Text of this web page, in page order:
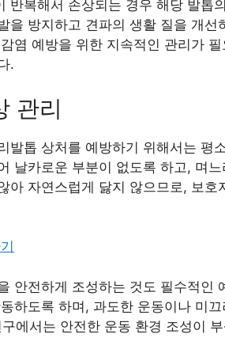
반복해서 손상되는 경우 해당 발톱
을 방지하고 견파의 생활 질을 개
염 예방을 위한 지속적인 관리가
.
관리
발톱 상처를 예방하기 위해서는 평
날카로운 부분이 없도록 하고, 며
아 자연스럽게 닳지 않으므로, 보
안전하게 조성하는 것도 필수적인
하도록 하며, 과도한 운동이나 미
에서는 안전한 운동 환경 조성이